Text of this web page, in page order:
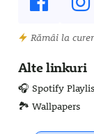
Rămâi la
Alte linkuri
🎧 Spotify
🏞️ Wallpapers